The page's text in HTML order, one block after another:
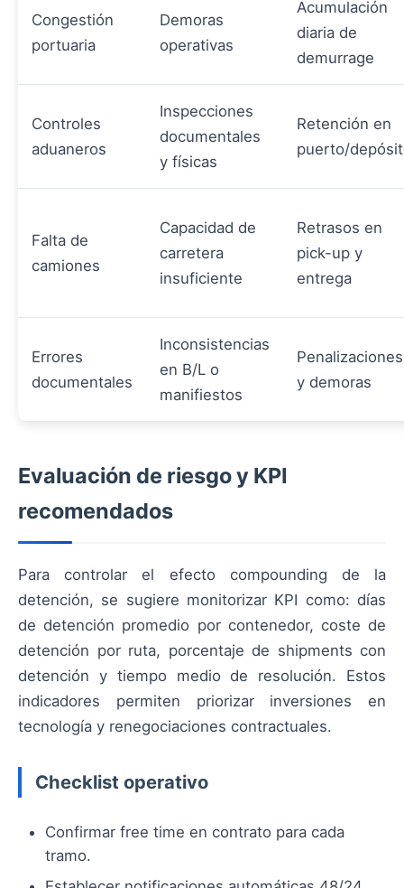
Congestión
portuaria
Demoras
operativas
Acumulación
diaria de
demurrage
Controles
aduaneros
Inspecciones
documentales
y físicas
Retención en
puerto/
Falta de
camiones
Capacidad de
carretera
insuficiente
Retrasos en
pick-up y
entrega
Errores
documentales
Inconsistencias
en B/L o
manifiestos
Penalizaciones
y demoras
Evaluación de riesgo y KPI
recomendados
Para controlar el efecto compounding de la
detención, se sugiere monitorizar KPI como: días
de detención promedio por contenedor, coste de
detención por ruta, porcentaje de shipments con
detención y tiempo medio de resolución. Estos
indicadores permiten priorizar inversiones en
tecnología y renegociaciones contractuales.
Checklist operativo
Confirmar free time en contrato para cada
tramo.